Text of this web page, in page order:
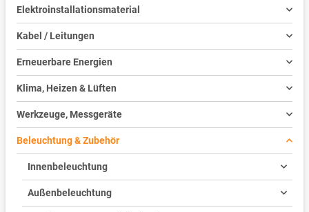
Elektroinstallationsmaterial
Kabel / Leitungen
Erneuerbare Energien
Klima, Heizen & Lüften
Werkzeuge, Messgeräte
Beleuchtung & Zubehör
Innenbeleuchtung
Außenbeleuchtung